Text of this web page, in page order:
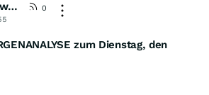
DrMartin_Kawumm [KommA]
0
zum Dienstag, den